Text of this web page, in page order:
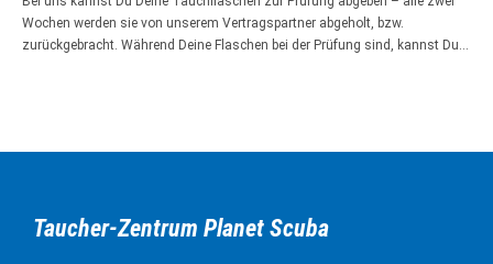
Wochen werden sie von unserem Vertragspartner abgeholt, bzw.
zurückgebracht. Während Deine Flaschen bei der Prüfung sind, kannst Du…
Taucher-Zentrum Planet Scuba